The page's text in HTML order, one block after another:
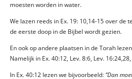
moesten worden in water.
We lazen reeds in Ex. 19: 10,14-15 over de
de eerste doop in de Bijbel wordt gezien.
En ook op andere plaatsen in de Torah
Namelijk in Ex. 40:12, Lev. 8:6, Lev.
In Ex. 40:12 lezen we bijvoorbeeld:‘’Dan